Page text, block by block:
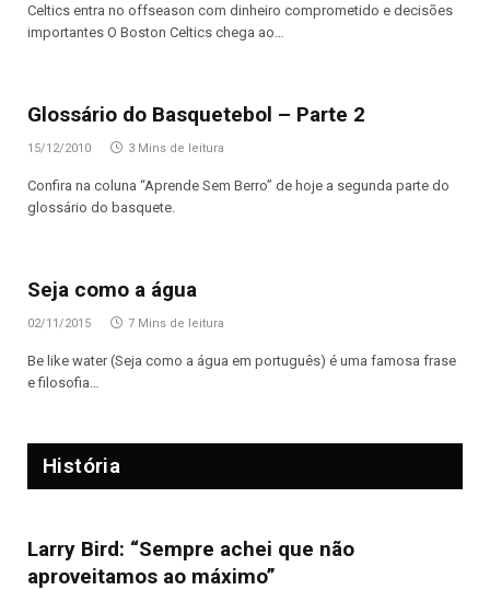
Celtics entra no offseason com dinheiro comprometido e decisões
importantes O Boston Celtics chega ao…
Glossário do Basquetebol – Parte 2
15/12/2010 3 Mins de leitura
Confira na coluna “Aprende Sem Berro” de hoje a segunda parte do
glossário do basquete.
Seja como a água
02/11/2015 7 Mins de leitura
Be like water (Seja como a água em português) é uma famosa frase
e filosofia…
História
Larry Bird: “Sempre achei que não
aproveitamos ao máximo”